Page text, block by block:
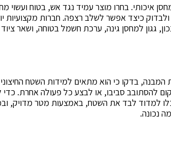
איכותי. בחרו מוצר עמיד נגד אש, בטוח ועשוי
ולבדוק כיצד אפשר לשלב רצפה. חברות
גגון למחסן גינה, ערכת חשמל בטוחה, ושאר
בדקו כי הוא מתאים למידות השטח
להסתובב סביבו, או לבצע כל פעולה אחרת.
למדוד לבד את השטח, באמצעות מטר מדויק,
נכונה.